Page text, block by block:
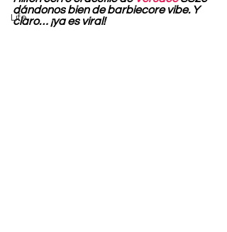
Life
dándonos bien de barbiecore vibe. Y
claro… ¡ya es viral!